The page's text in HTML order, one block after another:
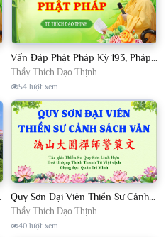
Vấn Đáp Phật Pháp Kỳ 193, Pháp Hội TPTTHN Tháng 04/2023 TT. Thích Đạo Thịnh - CKN
Thầy Thích Đạo Thịnh
54 lượt xem
Quy Sơn Đại Viên Thiền Sư Cảnh Sách Văn - HT Thích Thanh Từ Việt dịch
Thầy Thích Đạo Thịnh
40 lượt xem